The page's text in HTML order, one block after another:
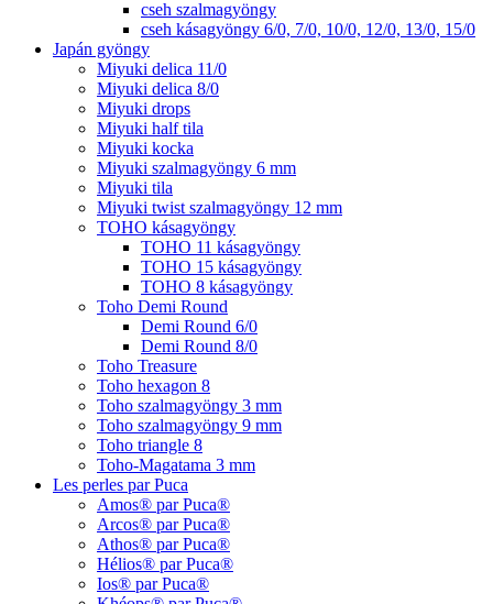
cseh szalmagyöngy
cseh kásagyöngy 6/0, 7/0, 10/0, 12/0, 13/0, 15/0
Japán gyöngy
Miyuki delica 11/0
Miyuki delica 8/0
Miyuki drops
Miyuki half tila
Miyuki kocka
Miyuki szalmagyöngy 6 mm
Miyuki tila
Miyuki twist szalmagyöngy 12 mm
TOHO kásagyöngy
TOHO 11 kásagyöngy
TOHO 15 kásagyöngy
TOHO 8 kásagyöngy
Toho Demi Round
Demi Round 6/0
Demi Round 8/0
Toho Treasure
Toho hexagon 8
Toho szalmagyöngy 3 mm
Toho szalmagyöngy 9 mm
Toho triangle 8
Toho-Magatama 3 mm
Les perles par Puca
Amos® par Puca®
Arcos® par Puca®
Athos® par Puca®
Hélios® par Puca®
Ios® par Puca®